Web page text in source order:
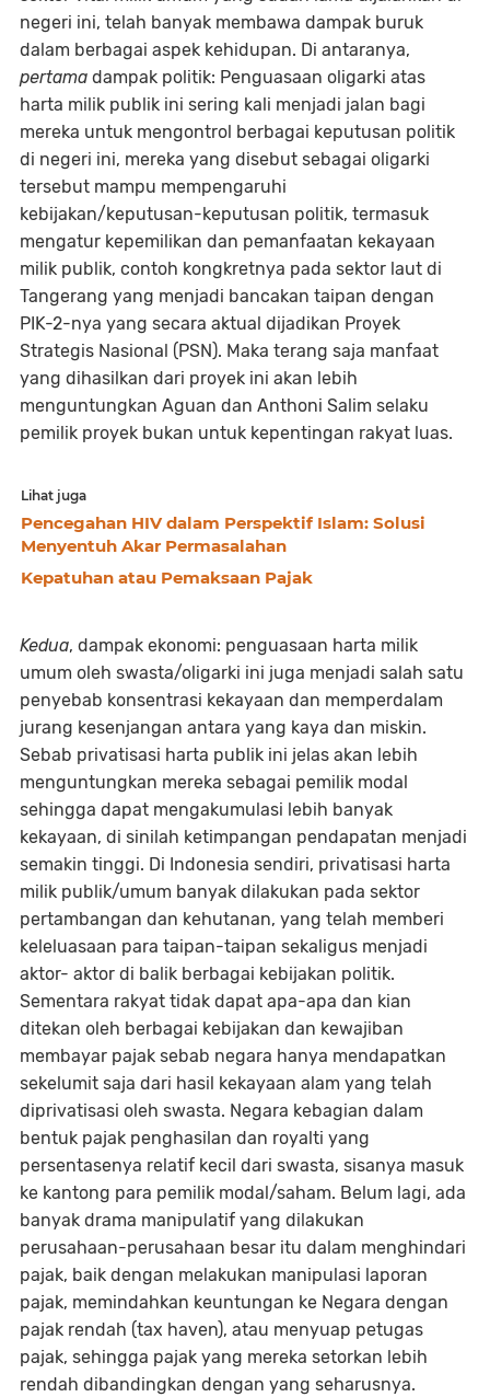
negeri ini, telah banyak membawa dampak buruk
dalam berbagai aspek kehidupan. Di antaranya,
pertama dampak politik: Penguasaan oligarki atas
harta milik publik ini sering kali menjadi jalan bagi
mereka untuk mengontrol berbagai keputusan politik
di negeri ini, mereka yang disebut sebagai oligarki
tersebut mampu mempengaruhi
kebijakan/keputusan-keputusan politik, termasuk
mengatur kepemilikan dan pemanfaatan kekayaan
milik publik, contoh kongkretnya pada sektor laut di
Tangerang yang menjadi bancakan taipan dengan
PIK-2-nya yang secara aktual dijadikan Proyek
Strategis Nasional (PSN). Maka terang saja manfaat
yang dihasilkan dari proyek ini akan lebih
menguntungkan Aguan dan Anthoni Salim selaku
pemilik proyek bukan untuk kepentingan rakyat luas.
Lihat juga
Pencegahan HIV dalam Perspektif Islam: Solusi
Menyentuh Akar Permasalahan
Kepatuhan atau Pemaksaan Pajak
Kedua, dampak ekonomi: penguasaan harta milik
umum oleh swasta/oligarki ini juga menjadi salah satu
penyebab konsentrasi kekayaan dan memperdalam
jurang kesenjangan antara yang kaya dan miskin.
Sebab privatisasi harta publik ini jelas akan lebih
menguntungkan mereka sebagai pemilik modal
sehingga dapat mengakumulasi lebih banyak
kekayaan, di sinilah ketimpangan pendapatan menjadi
semakin tinggi. Di Indonesia sendiri, privatisasi harta
milik publik/umum banyak dilakukan pada sektor
pertambangan dan kehutanan, yang telah memberi
keleluasaan para taipan-taipan sekaligus menjadi
aktor- aktor di balik berbagai kebijakan politik.
Sementara rakyat tidak dapat apa-apa dan kian
ditekan oleh berbagai kebijakan dan kewajiban
membayar pajak sebab negara hanya mendapatkan
sekelumit saja dari hasil kekayaan alam yang telah
diprivatisasi oleh swasta. Negara kebagian dalam
bentuk pajak penghasilan dan royalti yang
persentasenya relatif kecil dari swasta, sisanya masuk
ke kantong para pemilik modal/saham. Belum lagi, ada
banyak drama manipulatif yang dilakukan
perusahaan-perusahaan besar itu dalam menghindari
pajak, baik dengan melakukan manipulasi laporan
pajak, memindahkan keuntungan ke Negara dengan
pajak rendah (tax haven), atau menyuap petugas
pajak, sehingga pajak yang mereka setorkan lebih
rendah dibandingkan dengan yang seharusnya.